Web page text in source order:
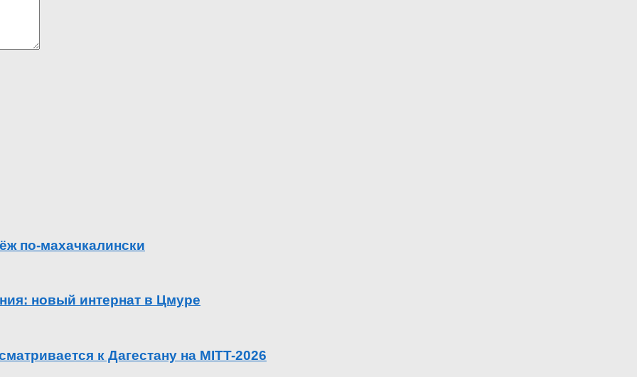
по-махачкалински
новый интернат в Цмуре
к Дагестану на MITT-2026